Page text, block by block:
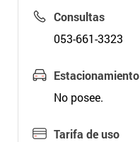
Consultas
053-661-3323
Estacionamiento
No posee.
Tarifa de uso